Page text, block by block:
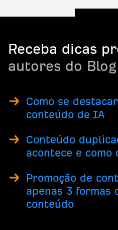
Receba dicas
autores do
Como se
conteúdo de IA
Conteúdo
acontece e
Promoção de
apenas 3 formas
conteúdo